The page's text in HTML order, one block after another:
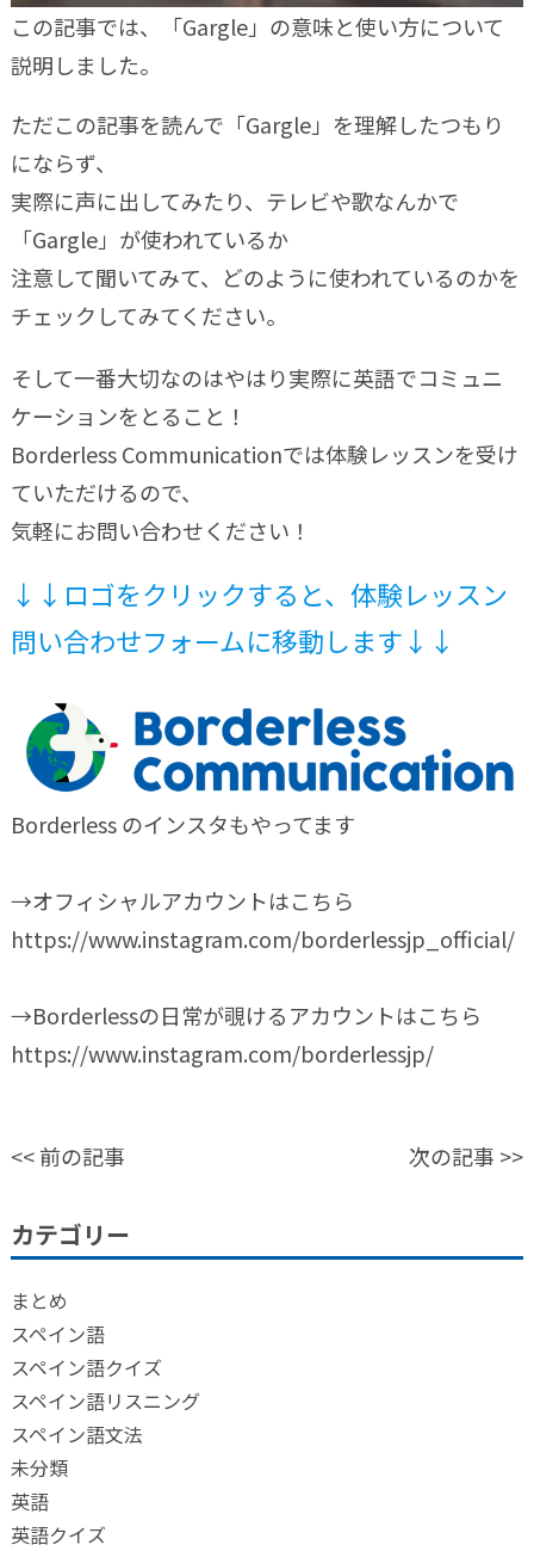
この記事では、「Gargle」の意味と使い方について
説明しました。
ただこの記事を読んで「Gargle」を理解したつもり
にならず、
実際に声に出してみたり、テレビや歌なんかで
「Gargle」が使われているか
注意して聞いてみて、どのように使われているのかを
チェックしてみてください。
そして一番大切なのはやはり実際に英語でコミュニ
ケーションをとること！
Borderless Communicationでは体験レッスンを受け
ていただけるので、
気軽にお問い合わせください！
↓↓ロゴをクリックすると、体験レッスン
問い合わせフォームに移動します↓↓
Borderless のインスタもやってます
→オフィシャルアカウントはこちら
https://www.instagram.com/borderlessjp_official/
→Borderlessの日常が覗けるアカウントはこちら
https://www.instagram.com/borderlessjp/
<<前の記事 次の記事 >>
カテゴリー
まとめ
スペイン語
スペイン語クイズ
スペイン語リスニング
スペイン語文法
未分類
英語
英語クイズ